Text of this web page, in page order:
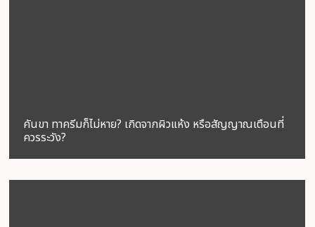
คันขา ทาครีมก็ไม่หาย? เกิดจากผิวแห้ง หรือสัญญาณเตือนที่
ควรระวัง?